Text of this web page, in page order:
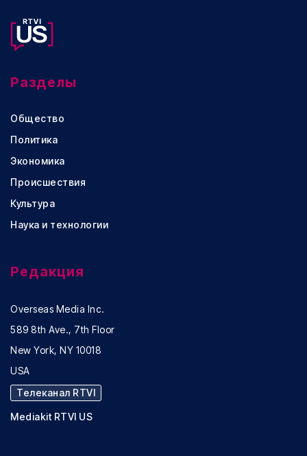
Разделы
Общество
Политика
Экономика
Происшествия
Культура
Наука и технологии
Редакция
Overseas Media Inc.
589 8th Ave., 7th Floor
New York, NY 10018
USA
Телеканал RTVI
Mediakit RTVI US